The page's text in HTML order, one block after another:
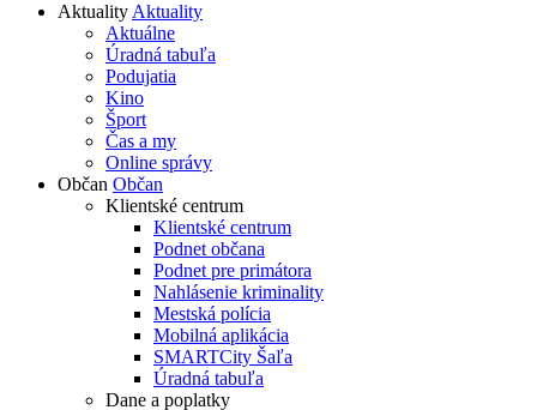
Aktuality Aktuality
Aktuálne
Úradná tabuľa
Podujatia
Kino
Šport
Čas a my
Online správy
Občan Občan
Klientské centrum
Klientské centrum
Podnet občana
Podnet pre primátora
Nahlásenie kriminality
Mestská polícia
Mobilná aplikácia
SMARTCity Šaľa
Úradná tabuľa
Dane a poplatky